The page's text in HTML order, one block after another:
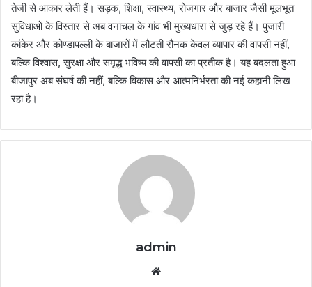
तेजी से आकार लेती हैं। सड़क, शिक्षा, स्वास्थ्य, रोजगार और बाजार जैसी मूलभूत
सुविधाओं के विस्तार से अब वनांचल के गांव भी मुख्यधारा से जुड़ रहे हैं। पुजारी
कांकेर और कोण्डापल्ली के बाजारों में लौटती रौनक केवल व्यापार की वापसी नहीं,
बल्कि विश्वास, सुरक्षा और समृद्ध भविष्य की वापसी का प्रतीक है। यह बदलता हुआ
बीजापुर अब संघर्ष की नहीं, बल्कि विकास और आत्मनिर्भरता की नई कहानी लिख
रहा है।
admin